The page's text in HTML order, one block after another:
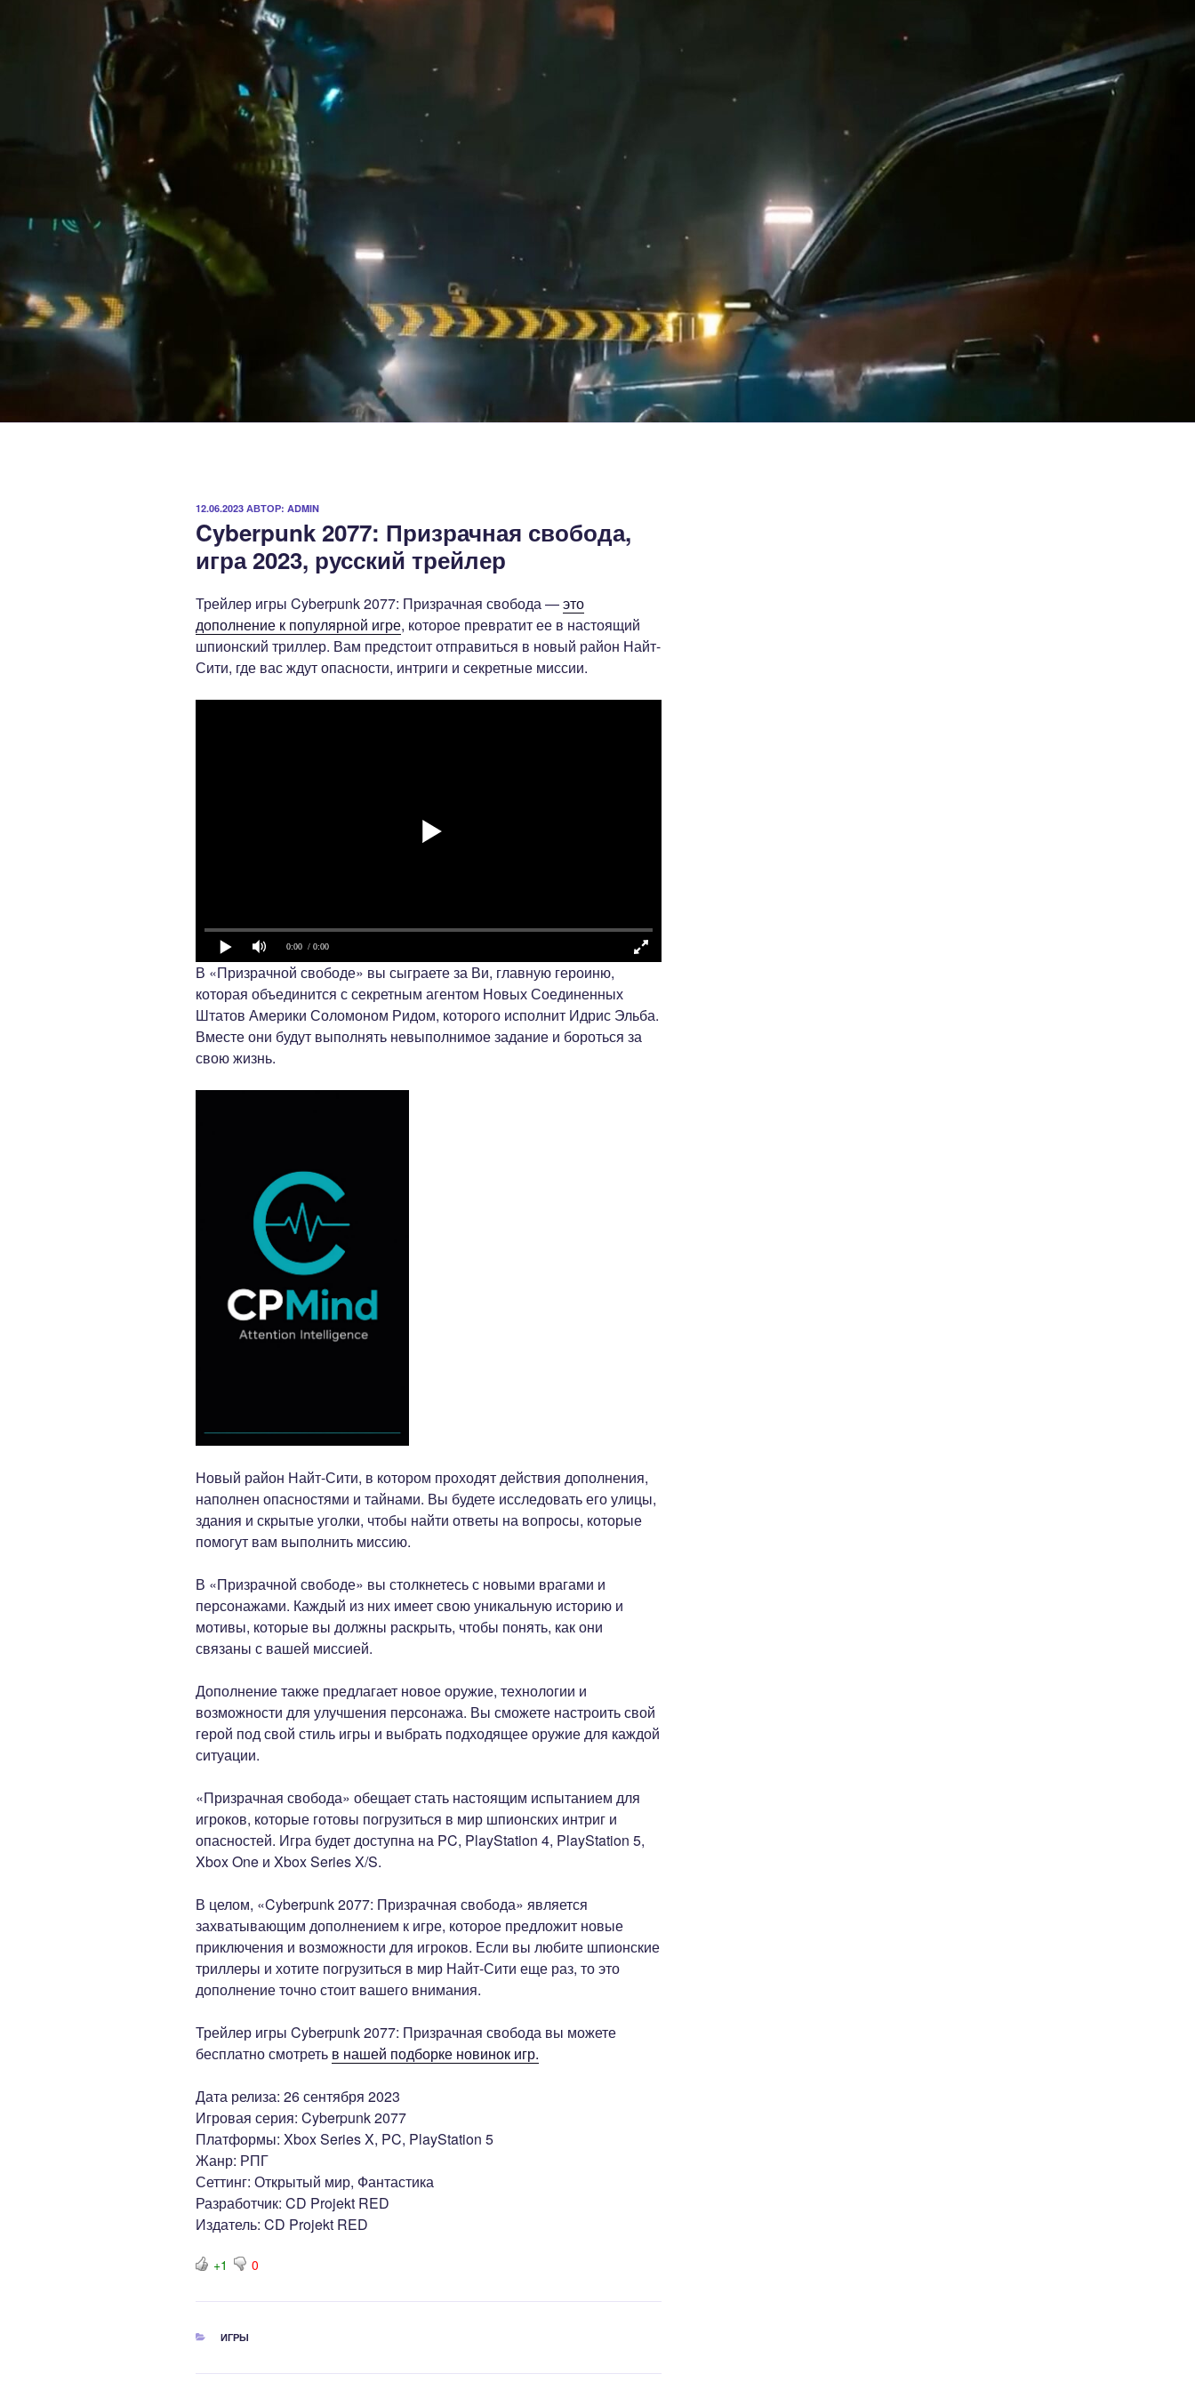
ОПУБЛИКОВАНО
12.06.2023 АВТОР: ADMIN
Cyberpunk 2077: Призрачная свобода,
игра 2023, русский трейлер
Трейлер игры Cyberpunk 2077: Призрачная свобода —это
дополнение к популярной игре, которое превратит ее в настоящий
шпионский триллер. Вам предстоит отправиться в новый район Найт-
Сити, где вас ждут опасности, интриги и секретные миссии.
0:00 / 0:00
В «Призрачной свободе» вы сыграете за Ви, главную героиню,
которая объединится с секретным агентом Новых Соединенных
Штатов Америки Соломоном Ридом, которого исполнит Идрис Эльба.
Вместе они будут выполнять невыполнимое задание и бороться за
свою жизнь.
Новый район Найт-Сити, в котором проходят действия дополнения,
наполнен опасностями и тайнами. Вы будете исследовать его улицы,
здания и скрытые уголки, чтобы найти ответы на вопросы, которые
помогут вам выполнить миссию.
В «Призрачной свободе» вы столкнетесь с новыми врагами и
персонажами. Каждый из них имеет свою уникальную историю и
мотивы, которые вы должны раскрыть, чтобы понять, как они
связаны с вашей миссией.
Дополнение также предлагает новое оружие, технологии и
возможности для улучшения персонажа. Вы сможете настроить свой
герой под свой стиль игры и выбрать подходящее оружие для каждой
ситуации.
«Призрачная свобода» обещает стать настоящим испытанием для
игроков, которые готовы погрузиться в мир шпионских интриг и
опасностей. Игра будет доступна на PC, PlayStation 4, PlayStation 5,
Xbox One и Xbox Series X/S.
В целом, «Cyberpunk 2077: Призрачная свобода» является
захватывающим дополнением к игре, которое предложит новые
приключения и возможности для игроков. Если вы любите шпионские
триллеры и хотите погрузиться в мир Найт-Сити еще раз, то это
дополнение точно стоит вашего внимания.
Трейлер игры Cyberpunk 2077: Призрачная свобода вы можете
бесплатно смотреть в нашей подборке новинок игр.
Дата релиза: 26 сентября 2023
Игровая серия: Cyberpunk 2077
Платформы: Xbox Series X, PC, PlayStation 5
Жанр: РПГ
Сеттинг: Открытый мир, Фантастика
Разработчик: CD Projekt RED
Издатель: CD Projekt RED
+1 0
РУБРИКИ
ИГРЫ